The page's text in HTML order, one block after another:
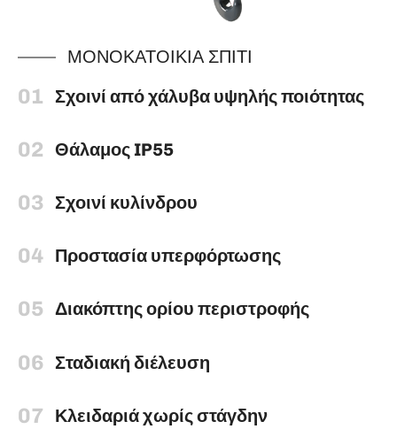
ΜΟΝΟΚΑΤΟΙΚΙΑ ΣΠΙΤΙ
01 Σχοινί από χάλυβα υψηλής ποιότητας
02 Θάλαμος IP55
03 Σχοινί κυλίνδρου
04 Προστασία υπερφόρτωσης
05 Διακόπτης ορίου περιστροφής
06 Σταδιακή διέλευση
07 Κλειδαριά χωρίς στάγδην